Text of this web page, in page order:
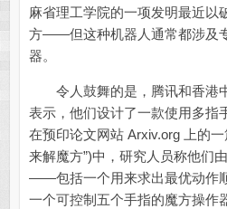
麻省理工学院的一项发明最近以
方——但这种机器人通常都涉及
器。
令人鼓舞的是，腾讯和香港
表示，他们设计了一款使用多指
在预印论文网站 Arxiv.org 上的
来解魔方”)中，研究人员称他们
——包括一个用来求出最优动作
一个可控制五个手指的魔方操